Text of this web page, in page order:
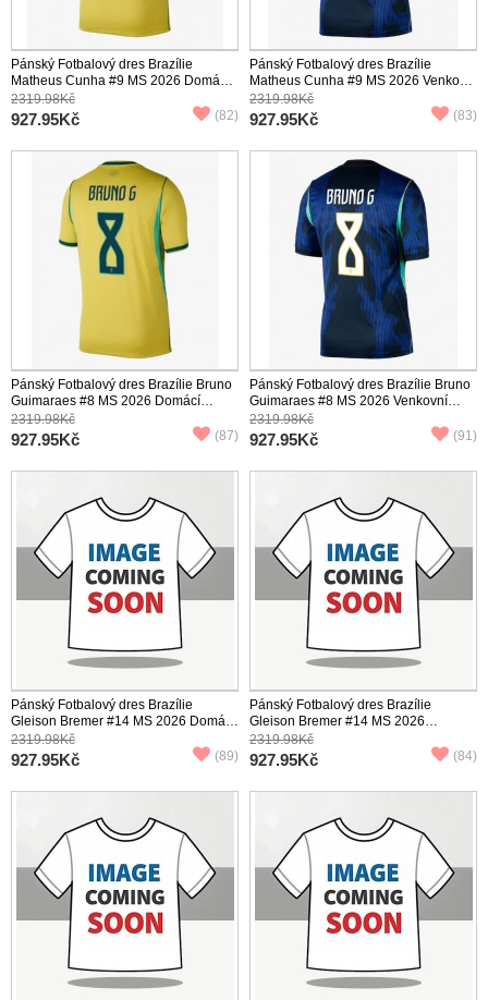
Pánský Fotbalový dres Brazílie
Matheus Cunha #9 MS 2026 Domácí
Krátký Rukáv
2319.98Kč
927.95Kč (82)
Pánský Fotbalový dres Brazílie
Matheus Cunha #9 MS 2026 Venkovní
Krátký Rukáv
2319.98Kč
927.95Kč (83)
Pánský Fotbalový dres Brazílie Bruno
Guimaraes #8 MS 2026 Domácí
Krátký Rukáv
2319.98Kč
927.95Kč (87)
Pánský Fotbalový dres Brazílie Bruno
Guimaraes #8 MS 2026 Venkovní
Krátký Rukáv
2319.98Kč
927.95Kč (91)
Pánský Fotbalový dres Brazílie
Gleison Bremer #14 MS 2026 Domácí
Krátký Rukáv
2319.98Kč
927.95Kč (89)
Pánský Fotbalový dres Brazílie
Gleison Bremer #14 MS 2026
Venkovní Krátký Rukáv
2319.98Kč
927.95Kč (84)